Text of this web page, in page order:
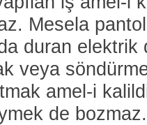
Mesela
duran elektrik
veya
amel-i
de bozmaz.